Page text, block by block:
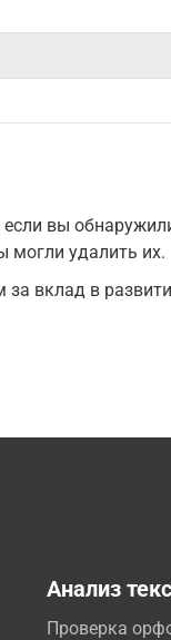
вы
могли удалить их.
вклад в
Анализ
Проверка